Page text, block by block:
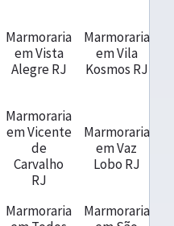
Marmoraria
em Vista
Alegre RJ
Marmoraria
em Vila
Kosmos RJ
Marmoraria
em Vicente
de
Carvalho
RJ
Marmoraria
em Vaz
Lobo RJ
Marmoraria
Marmoraria